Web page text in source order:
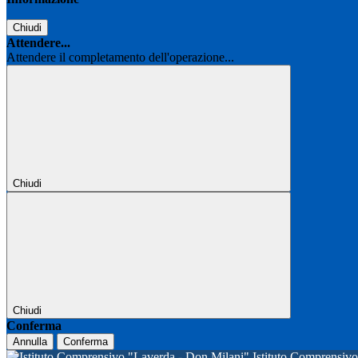
Chiudi
Attendere...
Attendere il completamento dell'operazione...
Chiudi
Chiudi
Conferma
Annulla Conferma